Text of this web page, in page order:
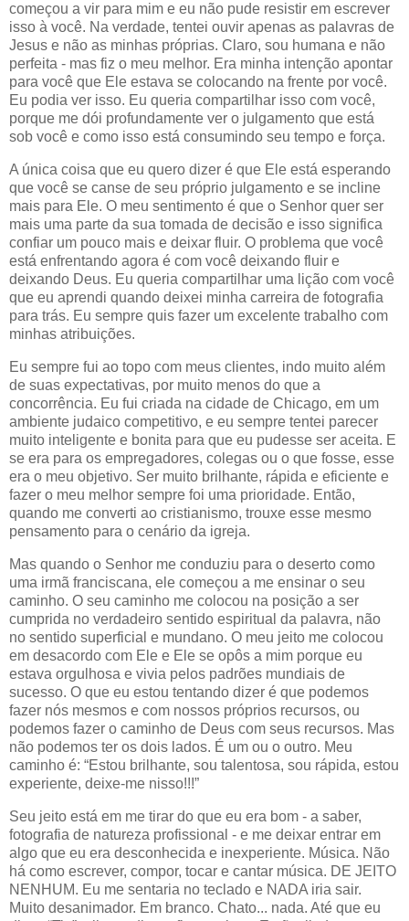
começou a vir para mim e eu não pude resistir em escrever
isso à você. Na verdade, tentei ouvir apenas as palavras de
Jesus e não as minhas próprias. Claro, sou humana e não
perfeita - mas fiz o meu melhor. Era minha intenção apontar
para você que Ele estava se colocando na frente por você.
Eu podia ver isso. Eu queria compartilhar isso com você,
porque me dói profundamente ver o julgamento que está
sob você e como isso está consumindo seu tempo e força.
A única coisa que eu quero dizer é que Ele está esperando
que você se canse de seu próprio julgamento e se incline
mais para Ele. O meu sentimento é que o Senhor quer ser
mais uma parte da sua tomada de decisão e isso significa
confiar um pouco mais e deixar fluir. O problema que você
está enfrentando agora é com você deixando fluir e
deixando Deus. Eu queria compartilhar uma lição com você
que eu aprendi quando deixei minha carreira de fotografia
para trás. Eu sempre quis fazer um excelente trabalho com
minhas atribuições.
Eu sempre fui ao topo com meus clientes, indo muito além
de suas expectativas, por muito menos do que a
concorrência. Eu fui criada na cidade de Chicago, em um
ambiente judaico competitivo, e eu sempre tentei parecer
muito inteligente e bonita para que eu pudesse ser aceita. E
se era para os empregadores, colegas ou o que fosse, esse
era o meu objetivo. Ser muito brilhante, rápida e eficiente e
fazer o meu melhor sempre foi uma prioridade. Então,
quando me converti ao cristianismo, trouxe esse mesmo
pensamento para o cenário da igreja.
Mas quando o Senhor me conduziu para o deserto como
uma irmã franciscana, ele começou a me ensinar o seu
caminho. O seu caminho me colocou na posição a ser
cumprida no verdadeiro sentido espiritual da palavra, não
no sentido superficial e mundano. O meu jeito me colocou
em desacordo com Ele e Ele se opôs a mim porque eu
estava orgulhosa e vivia pelos padrões mundiais de
sucesso. O que eu estou tentando dizer é que podemos
fazer nós mesmos e com nossos próprios recursos, ou
podemos fazer o caminho de Deus com seus recursos. Mas
não podemos ter os dois lados. É um ou o outro. Meu
caminho é: “Estou brilhante, sou talentosa, sou rápida, estou
experiente, deixe-me nisso!!!”
Seu jeito está em me tirar do que eu era bom - a saber,
fotografia de natureza profissional - e me deixar entrar em
algo que eu era desconhecida e inexperiente. Música. Não
há como escrever, compor, tocar e cantar música. DE JEITO
NENHUM. Eu me sentaria no teclado e NADA iria sair.
Muito desanimador. Em branco. Chato... nada. Até que eu